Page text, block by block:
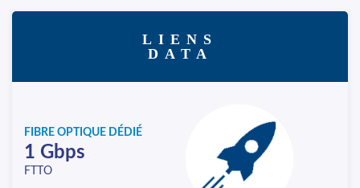
LIENS
DATA
FIBRE OPTIQUE DÉDIÉ
1 Gbps
FTTO